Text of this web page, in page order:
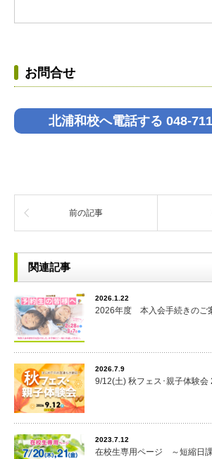
お問合せ
北浦和校へ電話する 048-
前の記事
関連記事
2026.1.22
2026年度 本入会手続きのご
2026.7.9
9/12(土) 秋フェス･親子体験会
2023.7.12
在校生専用ページ ～短縮日